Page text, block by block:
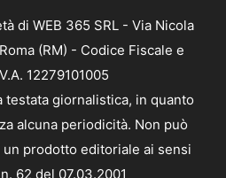
di WEB 365 SRL - Via Nicola
(RM) - Codice Fiscale e
12279101005
testata giornalistica, in quanto
alcuna periodicità. Non può
prodotto editoriale ai sensi
62 del 07.03.2001